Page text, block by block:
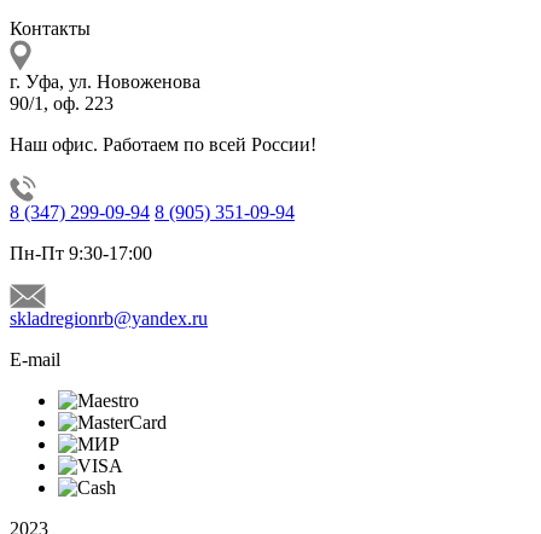
Контакты
г. Уфа, ул. Новоженова
90/1, оф. 223
Наш офис. Работаем по всей России!
8 (347) 299-09-94 8 (905) 351-09-94
Пн-Пт 9:30-17:00
skladregionrb@yandex.ru
E-mail
2023